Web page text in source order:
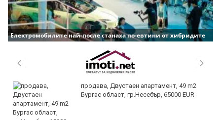
Електромобилите най-после станаха по-евтини от хибридите
продава, Двустаен апартамент, 49 m2
Бургас област, гр.Несебър, 65000 EUR